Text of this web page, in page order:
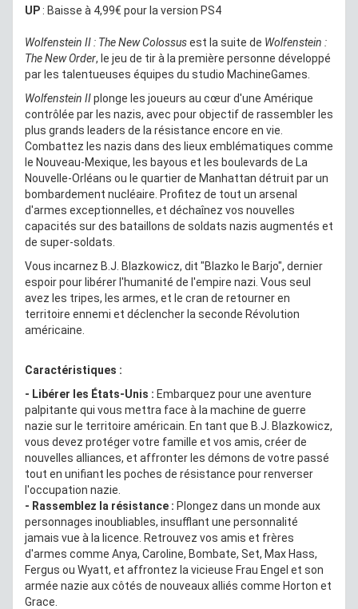
UP : Baisse à 4,99€ pour la version PS4
Wolfenstein II : The New Colossusest la suite de Wolfenstein :
The New Order, le jeu de tir à la première personne développé
par les talentueuses équipes du studio MachineGames.
Wolfenstein IIplonge les joueurs au cœur d'une Amérique
contrôlée par les nazis, avec pour objectif de rassembler les
plus grands leaders de la résistance encore en vie.
Combattez les nazis dans des lieux emblématiques comme
le Nouveau-Mexique, les bayous et les boulevards de La
Nouvelle-Orléans ou le quartier de Manhattan détruit par un
bombardement nucléaire. Profitez de tout un arsenal
d'armes exceptionnelles, et déchaînez vos nouvelles
capacités sur des bataillons de soldats nazis augmentés et
de super-soldats.
Vous incarnez B.J. Blazkowicz, dit "Blazko le Barjo", dernier
espoir pour libérer l'humanité de l'empire nazi. Vous seul
avez les tripes, les armes, et le cran de retourner en
territoire ennemi et déclencher la seconde Révolution
américaine.
Caractéristiques :
- Libérer les États-Unis : Embarquez pour une aventure
palpitante qui vous mettra face à la machine de guerre
nazie sur le territoire américain. En tant que B.J. Blazkowicz,
vous devez protéger votre famille et vos amis, créer de
nouvelles alliances, et affronter les démons de votre passé
tout en unifiant les poches de résistance pour renverser
l'occupation nazie.
- Rassemblez la résistance : Plongez dans un monde aux
personnages inoubliables, insufflant une personnalité
jamais vue à la licence. Retrouvez vos amis et frères
d'armes comme Anya, Caroline, Bombate, Set, Max Hass,
Fergus ou Wyatt, et affrontez la vicieuse Frau Engel et son
armée nazie aux côtés de nouveaux alliés comme Horton et
Grace.